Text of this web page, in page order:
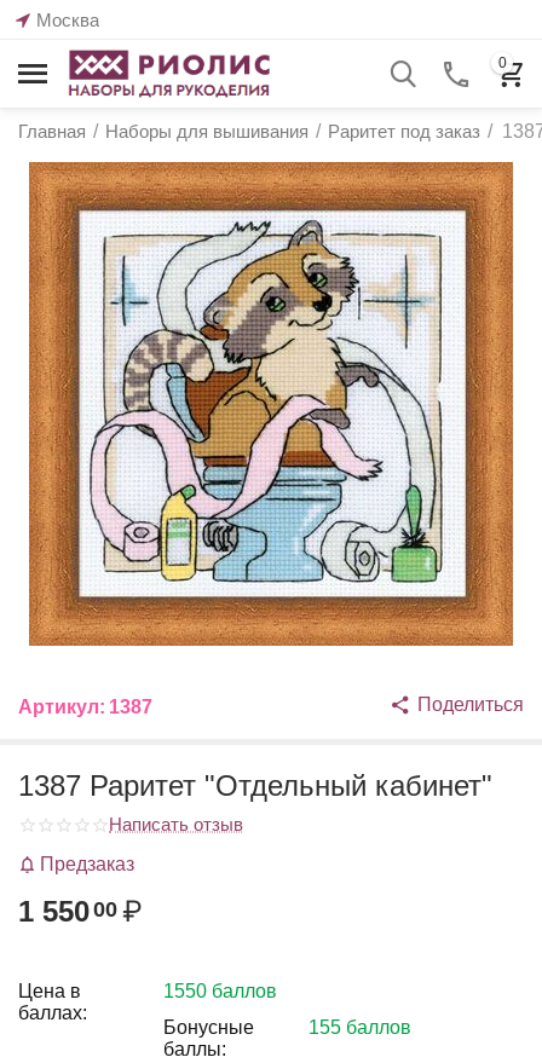
Москва
0
Главная / Наборы для вышивания / Раритет под заказ /
Артикул: 1387 Поделиться
1387 Раритет "Отдельный кабинет"
Написать отзыв
Предзаказ
1 55000 ₽
Цена в
баллах:
1550 баллов
Бонусные
баллы:
155 баллов